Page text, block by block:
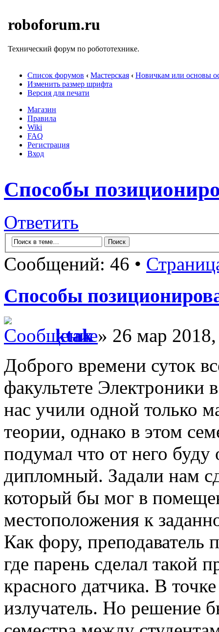
roboforum.ru
Технический форум по робототехнике.
Список форумов ‹ Мастерская ‹ Новичкам или основы
Изменить размер шрифта
Версия для печати
Магазин
Правила
Wiki
FAQ
Регистрация
Вход
Способы
Ответить
Сообщений: 46 •
Способы
ktak» 26 мар
Доброго времени суток
факультете Электроники
нас учили одной только
теории, однако в этом
подумал что от него буду
дипломный. Задали нам
который бы мог в
местоположения к
Как фору, преподаватель
где парень сделал такой
красного датчика. В
излучатель. Но решение